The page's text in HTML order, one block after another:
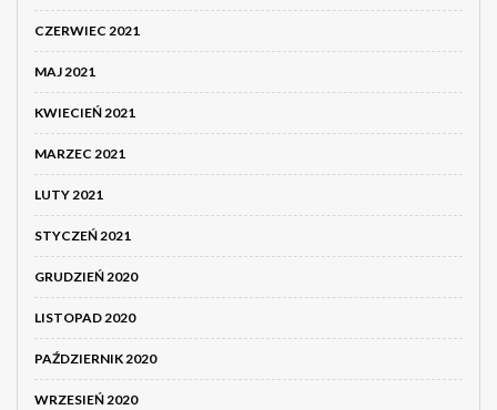
CZERWIEC 2021
MAJ 2021
KWIECIEŃ 2021
MARZEC 2021
LUTY 2021
STYCZEŃ 2021
GRUDZIEŃ 2020
LISTOPAD 2020
PAŹDZIERNIK 2020
WRZESIEŃ 2020